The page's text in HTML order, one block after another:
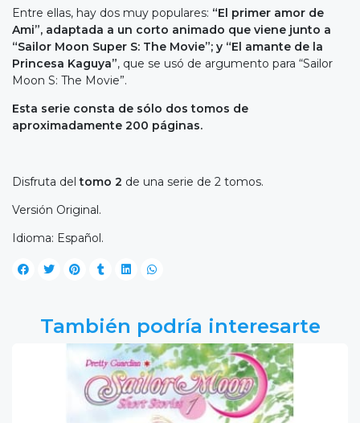
Entre ellas, hay dos muy populares: “El primer amor de
Ami”, adaptada a un corto animado que viene junto a
“Sailor Moon Super S: The Movie”; y “El amante de la
Princesa Kaguya”, que se usó de argumento para “Sailor
Moon S: The Movie”.
Esta serie consta de sólo dos tomos de
aproximadamente 200 páginas.
Disfruta deltomo 2 de una serie de 2 tomos.
Versión Original.
Idioma: Español.
También podría interesarte